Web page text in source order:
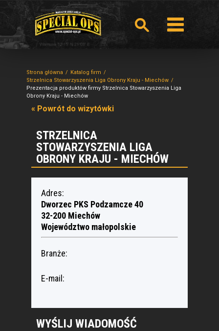
Strona główna
Katalog firm
Strzelnica Stowarzyszenia Liga Obrony Kraju - Miechów
Prezentacja produktów firmy Strzelnica Stowarzyszenia Liga
Obrony Kraju - Miechów
« Powrót do wizytówki
STRZELNICA
STOWARZYSZENIA LIGA
OBRONY KRAJU - MIECHÓW
Adres:
Dworzec PKS Podzamcze 40
32-200 Miechów
Województwo małopolskie
Branże:
E-mail:
WYŚLIJ WIADOMOŚĆ